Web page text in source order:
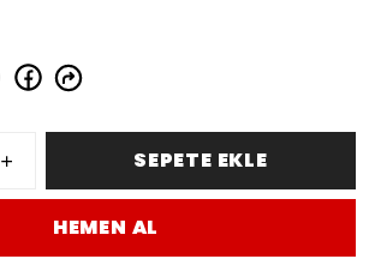
SEPETE EKLE
HEMEN AL